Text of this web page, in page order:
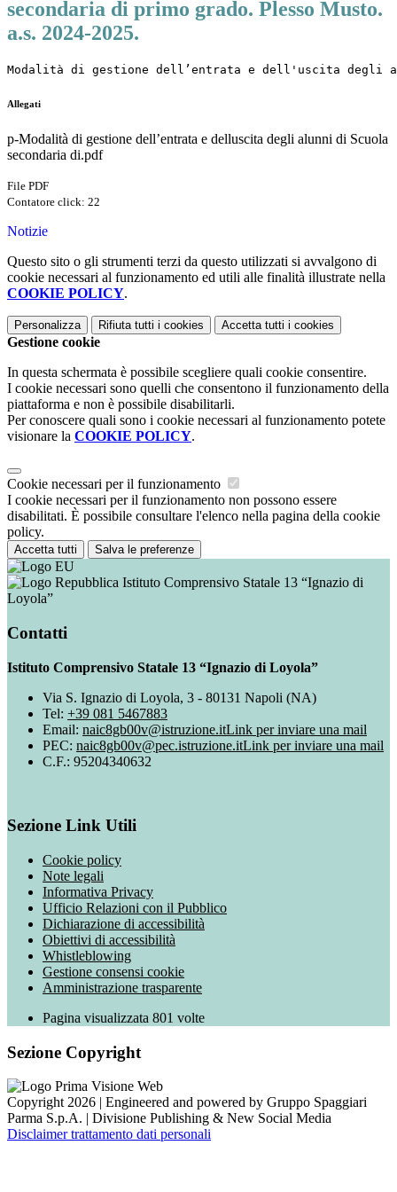
secondaria di primo grado. Plesso Musto.
a.s. 2024-2025.
Modalità di gestione dell’entrata e dell'uscita degli
Allegati
p-Modalità di gestione dell’entrata e delluscita degli alunni di Scuola
secondaria di.pdf
File PDF
Contatore click: 22
Notizie
Questo sito o gli strumenti terzi da questo utilizzati si avvalgono di
cookie necessari al funzionamento ed utili alle finalità illustrate nella
COOKIE POLICY.
Personalizza Rifiuta tutti i cookies Accetta tutti i cookies
Gestione cookie
In questa schermata è possibile scegliere quali cookie consentire.
I cookie necessari sono quelli che consentono il funzionamento della
piattaforma e non è possibile disabilitarli.
Per conoscere quali sono i cookie necessari al funzionamento potete
visionare la COOKIE POLICY.
Cookie necessari per il funzionamento
I cookie necessari per il funzionamento non possono essere
disabilitati. È possibile consultare l'elenco nella pagina della cookie
policy.
Accetta tutti Salva le preferenze
Istituto Comprensivo Statale 13 “Ignazio di
Loyola”
Contatti
Istituto Comprensivo Statale 13 “Ignazio di Loyola”
Via S. Ignazio di Loyola, 3 - 80131 Napoli (NA)
Tel: +39 081 5467883
Email: naic8gb00v@istruzione.itLink per inviare una mail
PEC: naic8gb00v@pec.istruzione.itLink per inviare una mail
C.F.: 95204340632
Sezione Link Utili
Cookie policy
Note legali
Informativa Privacy
Ufficio Relazioni con il Pubblico
Dichiarazione di accessibilità
Obiettivi di accessibilità
Whistleblowing
Gestione consensi cookie
Amministrazione trasparente
Pagina visualizzata 801 volte
Sezione Copyright
Copyright 2026 | Engineered and powered by Gruppo Spaggiari
Parma S.p.A. | Divisione Publishing & New Social Media
Disclaimer trattamento dati personali